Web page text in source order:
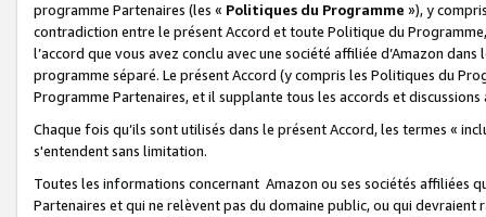
programme Partenaires (les « Politiques du Programme »), y
contradiction entre le présent Accord et toute Politique du
l’accord que vous avez conclu avec une société affiliée d’Amazon
programme séparé. Le présent Accord (y compris les Politiques du
Programme Partenaires, et il supplante tous les accords et discussions
Chaque fois qu’ils sont utilisés dans le présent Accord, les termes «
s'entendent sans limitation.
Toutes les informations concernant Amazon ou ses sociétés affiliées
Partenaires et qui ne relèvent pas du domaine public, ou qui